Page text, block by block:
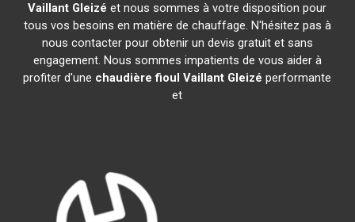
Vaillant Gleizé et nous sommes à votre disposition pour
tous vos besoins en matière de chauffage. N'hésitez pas à
nous contacter pour obtenir un devis gratuit et sans
engagement. Nous sommes impatients de vous aider à
profiter d'une chaudière fioul Vaillant Gleizé performante
et